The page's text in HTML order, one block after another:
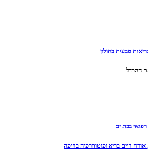
טבעית בחולון
ההבדל
רפואי בבת ים
אורח חיים בריא ופוטותרפיה בחיפה